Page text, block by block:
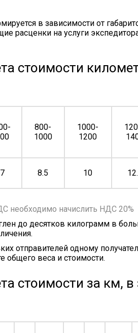
в зависимости от
расценки на услуги
стоимости
800-
1000
1000-
1200
7 8.5 10
необходимо начислить НДС 20%
до десятков килограмм в
отправителей одному
общего веса и стоимости.
стоимости за км,